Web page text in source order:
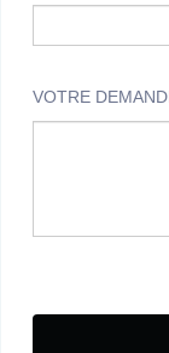
VOTRE